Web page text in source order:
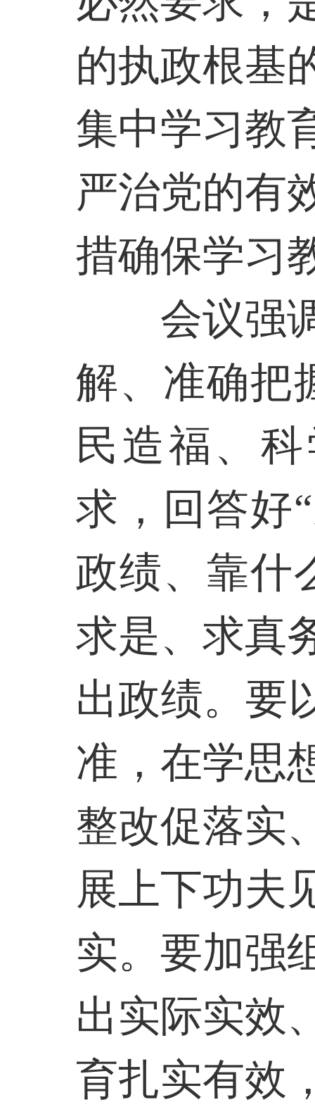
的执政根基
集中学习教
严治党的有
措确保学习
会议强
解、准确把
民造福、
求，回答好
政绩、靠什
求是、求真
出政绩。要
准，在学思
整改促落实
展上下功夫
实。要加强
出实际实效
育扎实有效